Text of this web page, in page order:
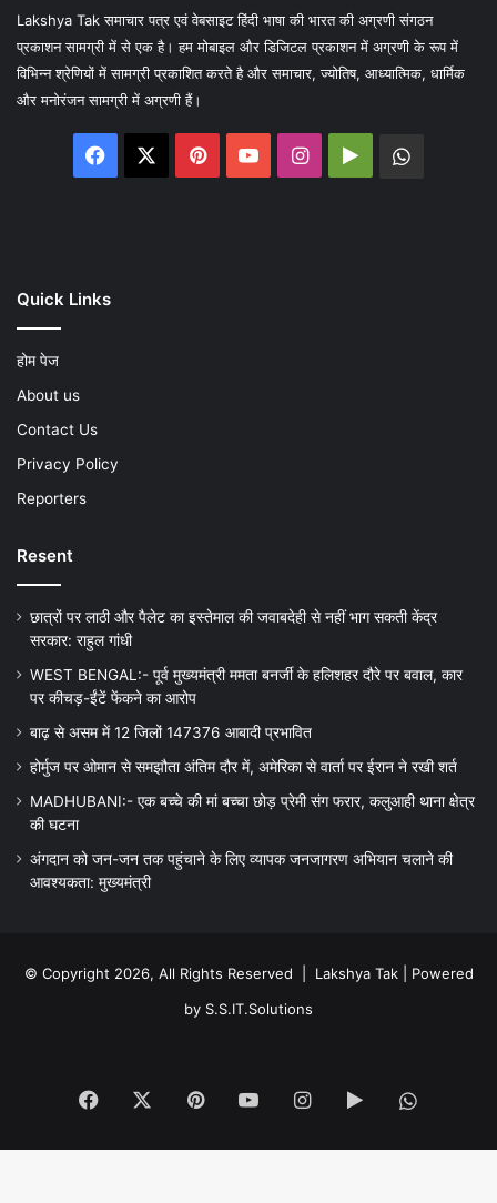
Lakshya Tak समाचार पत्र एवं वेबसाइट हिंदी भाषा की भारत की अग्रणी संगठन
प्रकाशन सामग्री में से एक है। हम मोबाइल और डिजिटल प्रकाशन में अग्रणी के रूप में
विभिन्न श्रेणियों में सामग्री प्रकाशित करते है और समाचार, ज्योतिष, आध्यात्मिक, धार्मिक
और मनोरंजन सामग्री में अग्रणी हैं।
Facebook PinterestYouTubeInstagram
Google
Quick Links
होम पेज
About us
Contact Us
Privacy Policy
Reporters
Resent
छात्रों पर लाठी और पैलेट का इस्तेमाल की जवाबदेही से नहीं भाग सकती केंद्र
सरकार: राहुल गांधी
WEST BENGAL:- पूर्व मुख्यमंत्री ममता बनर्जी के हलिशहर दौरे पर बवाल, कार
पर कीचड़-ईंटें फेंकने का आरोप
बाढ़ से असम में 12 जिलों 147376 आबादी प्रभावित
होर्मुज पर ओमान से समझौता अंतिम दौर में, अमेरिका से वार्ता पर ईरान ने रखी शर्त
MADHUBANI:- एक बच्चे की मां बच्चा छोड़ प्रेमी संग फरार, कलुआही थाना क्षेत्र
की घटना
अंगदान को जन-जन तक पहुंचाने के लिए व्यापक जनजागरण अभियान चलाने की
आवश्यकता: मुख्यमंत्री
© Copyright 2026, All Rights Reserved | Lakshya Tak| Powered
by S.S.IT.Solutions
Facebook PinterestYouTubeInstagram
Google
Play